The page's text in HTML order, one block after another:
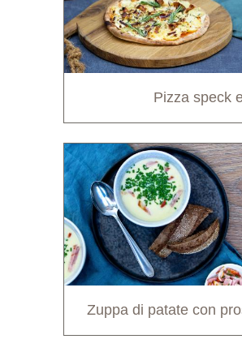
Pizza speck
Zuppa di patate con